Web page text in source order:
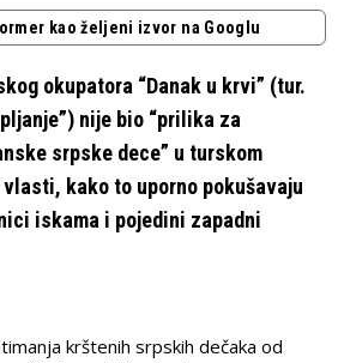
kao željeni izvor na Googlu
okupatora “Danak u krvi” (tur.
nije bio “prilika za
srpske dece” u turskom
kako to uporno pokušavaju
iskama i pojedini zapadni
krštenih srpskih dečaka od